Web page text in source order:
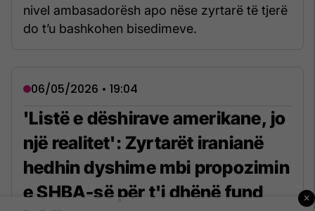
nivel ambasadorësh apo nëse zyrtarë të tjerë
do t’u bashkohen bisedimeve.
06/05/2026 • 19:04
'Listë e dëshirave amerikane, jo
një realitet': Zyrtarët iranianë
hedhin dyshime mbi propozimin
e SHBA-së për t'i dhënë fund
×